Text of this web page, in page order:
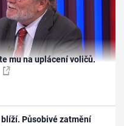
mu na uplácení voličů.
blíží. Působivé zatmění